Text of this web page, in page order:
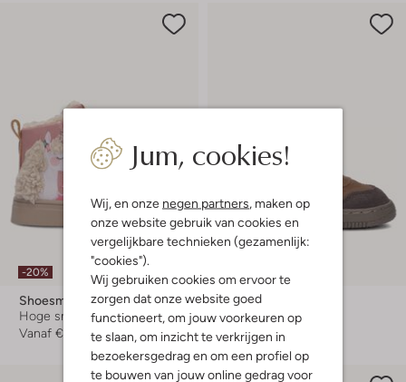
Jum, cookies!
Wij, en onze negen partners , maken op
onze website gebruik van cookies en
vergelijkbare technieken (gezamenlijk:
"cookies").
Wij gebruiken cookies om ervoor te
zorgen dat onze website goed
functioneert, om jouw voorkeuren op
te slaan, om inzicht te verkrijgen in
bezoekersgedrag en om een profiel op
te bouwen van jouw online gedrag voor
-20%
Shoesme
Hoge sneakers
Vanaf € 63,99
Shoesme
Hoge sneakers
€ 64,95 € 51,99